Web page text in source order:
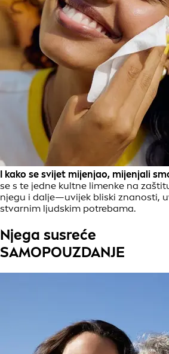
I kako se svijet mijenjao, mijenjali
se s te jedne kultne limenke na
njegu i dalje—uvijek bliski znanosti,
stvarnim ljudskim potrebama.
Njega susreće
SAMOPOUZDANJE